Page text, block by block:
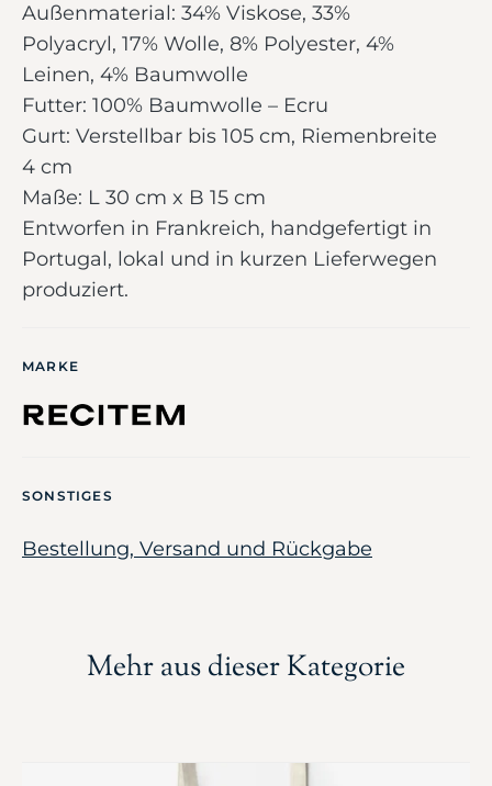
Außenmaterial: 34% Viskose, 33%
Polyacryl, 17% Wolle, 8% Polyester, 4%
Leinen, 4% Baumwolle
Futter: 100% Baumwolle – Ecru
Gurt: Verstellbar bis 105 cm, Riemenbreite
4 cm
Maße: L 30 cm x B 15 cm
Entworfen in Frankreich, handgefertigt in
Portugal, lokal und in kurzen Lieferwegen
produziert.
MARKE
SONSTIGES
Bestellung, Versand und Rückgabe
Mehr aus dieser Kategorie